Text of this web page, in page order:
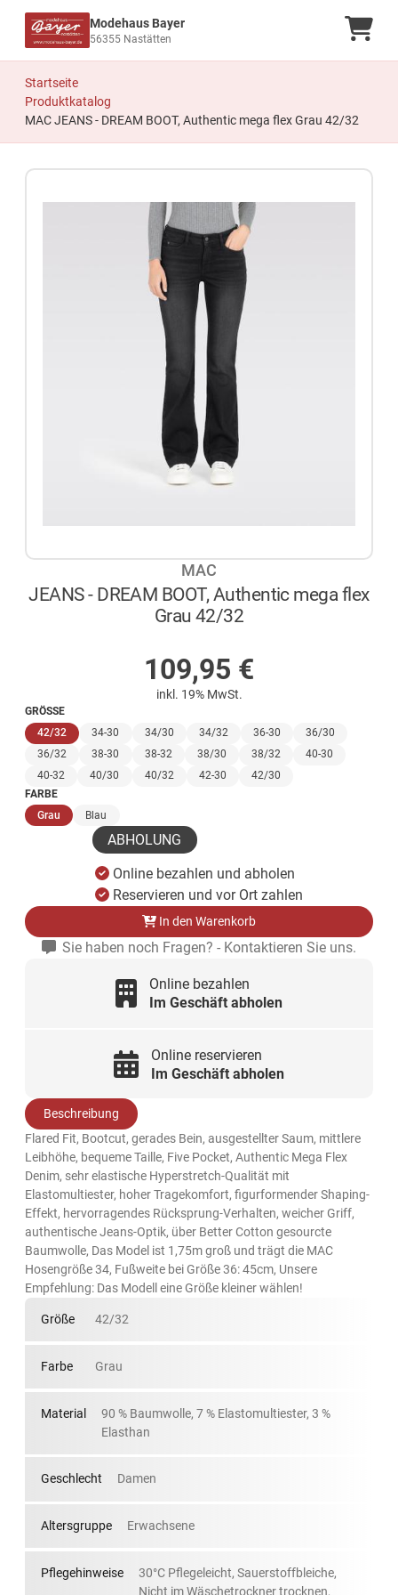
Modehaus Bayer
56355 Nastätten
Startseite
Produktkatalog
MAC JEANS - DREAM BOOT, Authentic mega flex Grau 42/32
MAC
JEANS - DREAM BOOT, Authentic mega flex
Grau 42/32
109,95 €
inkl. 19% MwSt.
GRÖSSE
42/32 (ausgewählt)
34-30 34/30 34/32 36-30
36/30
36/32
38-30 38-32 38/30 38/32
40-30
40-32
40/30 40/32 42-30
42/30
FARBE
Grau (ausgewählt)
Blau
ABHOLUNG
Online bezahlen und abholen
Reservieren und vor Ort zahlen
In den Warenkorb
Sie haben noch Fragen? - Kontaktieren Sie uns.
Online bezahlen
Im Geschäft abholen
Online reservieren
Im Geschäft abholen
Beschreibung
Flared Fit, Bootcut, gerades Bein, ausgestellter Saum, mittlere
Leibhöhe, bequeme Taille, Five Pocket, Authentic Mega Flex
Denim, sehr elastische Hyperstretch-Qualität mit
Elastomultiester, hoher Tragekomfort, figurformender Shaping-
Effekt, hervorragendes Rücksprung-Verhalten, weicher Griff,
authentische Jeans-Optik, über Better Cotton gesourcte
Baumwolle, Das Model ist 1,75m groß und trägt die MAC
Hosengröße 34, Fußweite bei Größe 36: 45cm, Unsere
Empfehlung: Das Modell eine Größe kleiner wählen!
Größe 42/32
Farbe Grau
Material
90 % Baumwolle, 7 % Elastomultiester, 3 %
Elasthan
Geschlecht Damen
Altersgruppe Erwachsene
Pflegehinweise
30°C Pflegeleicht, Sauerstoffbleiche,
Nicht im Wäschetrockner trocknen,